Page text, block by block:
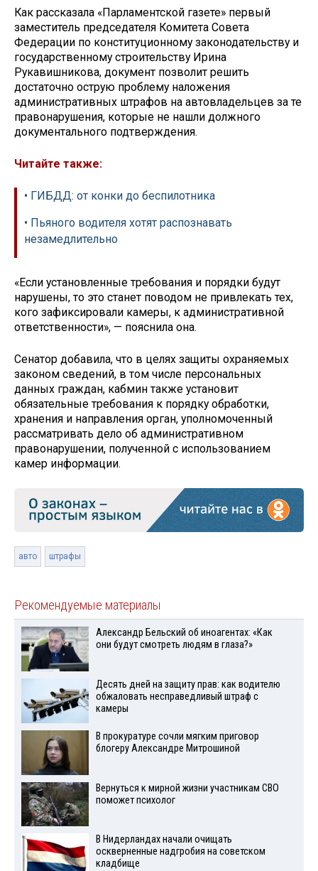
Как рассказала «Парламентской газете» первый
заместитель председателя Комитета Совета
Федерации по конституционному законодательству и
государственному строительству Ирина
Рукавишникова, документ позволит решить
достаточно острую проблему наложения
административных штрафов на автовладельцев за те
правонарушения, которые не нашли должного
документального подтверждения.
Читайте также:
• ГИБДД: от конки до беспилотника
• Пьяного водителя хотят распознавать
незамедлительно
«Если установленные требования и порядки будут
нарушены, то это станет поводом не привлекать тех,
кого зафиксировали камеры, к административной
ответственности», — пояснила она.
Сенатор добавила, что в целях защиты охраняемых
законом сведений, в том числе персональных
данных граждан, кабмин также установит
обязательные требования к порядку обработки,
хранения и направления орган, уполномоченный
рассматривать дело об административном
правонарушении, полученной с использованием
камер информации.
авто штрафы
Рекомендуемые материалы
Александр Бельский об иноагентах: «Как
они будут смотреть людям в глаза?»
Десять дней на защиту прав: как водителю
обжаловать несправедливый штраф с
камеры
В прокуратуре сочли мягким приговор
блогеру Александре Митрошиной
Вернуться к мирной жизни участникам СВО
поможет психолог
В Нидерландах начали очищать
оскверненные надгробия на советском
кладбище